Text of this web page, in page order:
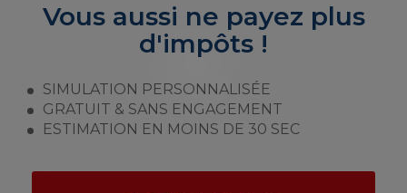
Vous aussi ne payez plus
d'impôts !
SIMULATION PERSONNALISÉE
GRATUIT & SANS ENGAGEMENT
ESTIMATION EN MOINS DE 30 SEC